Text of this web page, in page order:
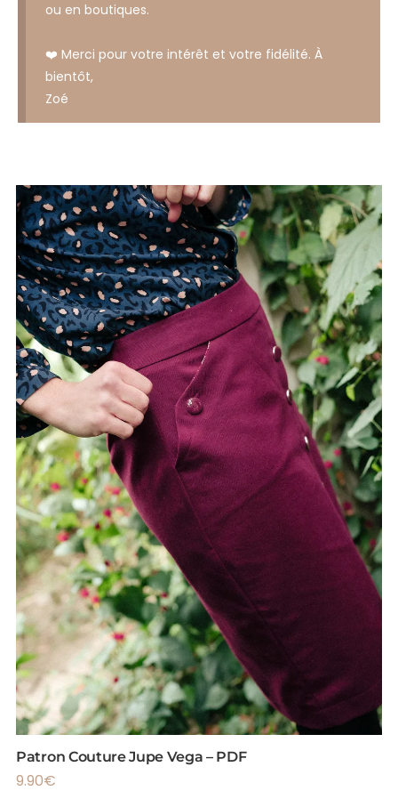
ou en boutiques.
❤️ Merci pour votre intérêt et votre fidélité. À
bientôt,
Zoé
Patron Couture Jupe Vega – PDF
9.90€